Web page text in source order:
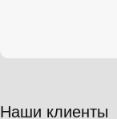
Наши клиенты